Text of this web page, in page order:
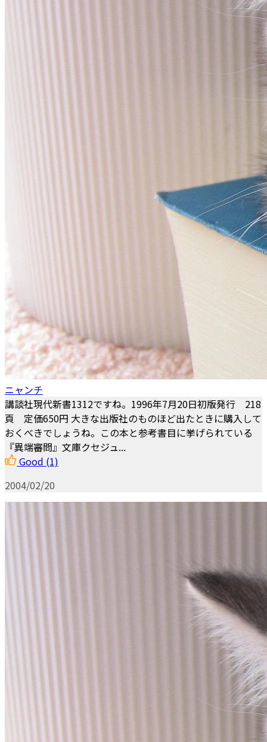
ニャンチ
講談社現代新書1312ですね。1996年7月20日初版発行 218
頁 定価650円 大きな出版社のものほど出たときに購入して
おくべきでしょうね。この本と参考書目に挙げられている
『異端審問』文庫クセジュ...
Good (1)
2004/02/20